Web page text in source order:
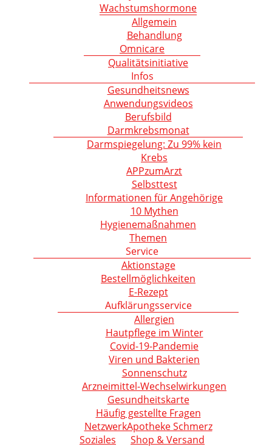
Wachstumshormone
Allgemein
Behandlung
Omnicare
Qualitätsinitiative
Infos
Gesundheitsnews
Anwendungsvideos
Berufsbild
Darmkrebsmonat
Darmspiegelung: Zu 99% kein
Krebs
APPzumArzt
Selbsttest
Informationen für Angehörige
10 Mythen
Hygienemaßnahmen
Themen
Service
Aktionstage
Bestellmöglichkeiten
E-Rezept
Aufklärungsservice
Allergien
Hautpflege im Winter
Covid-19-Pandemie
Viren und Bakterien
Sonnenschutz
Arzneimittel-Wechselwirkungen
Gesundheitskarte
Häufig gestellte Fragen
NetzwerkApotheke Schmerz
Soziales
Shop & Versand